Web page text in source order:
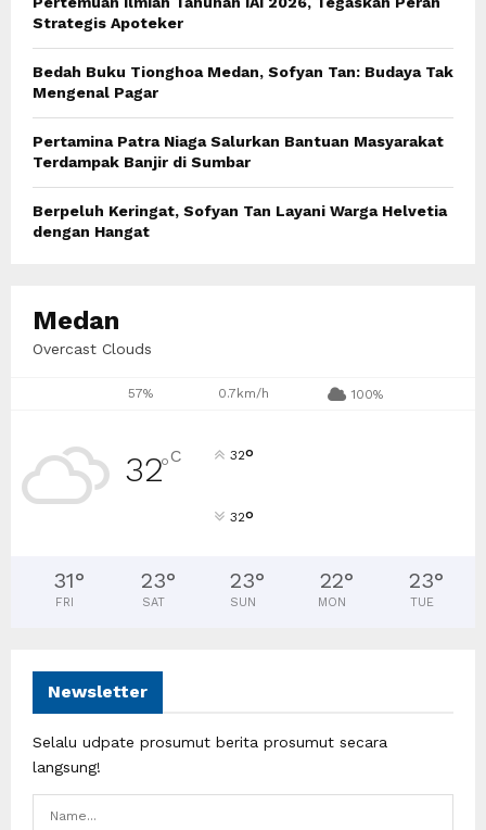
Strategis Apoteker
Bedah Buku Tionghoa Medan, Sofyan Tan: Budaya Tak
Mengenal Pagar
Pertamina Patra Niaga Salurkan Bantuan Masyarakat
Terdampak Banjir di Sumbar
Berpeluh Keringat, Sofyan Tan Layani Warga Helvetia
dengan Hangat
Medan
Overcast Clouds
57% 0.7km/h 100%
32°C 32°
32°
31°
FRI
23°
SAT
23°
SUN
22°
MON
23°
TUE
Newsletter
Selalu udpate prosumut berita prosumut secara
langsung!